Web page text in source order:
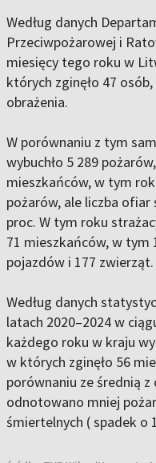
Według danych
Przeciwpożarowej i
miesięcy tego roku w
których zginęło 47
obrażenia.
W porównaniu z tym
wybuchło 5 289
mieszkańców, w tym
pożarów, ale liczba ofiar
proc. W tym roku
71 mieszkańców, w tym
pojazdów i 177 zwierząt.
Według danych
latach 2020–2024 w
każdego roku w kraju
w których zginęło 56
porównaniu ze średnią
odnotowano mniej
śmiertelnych ( spadek o